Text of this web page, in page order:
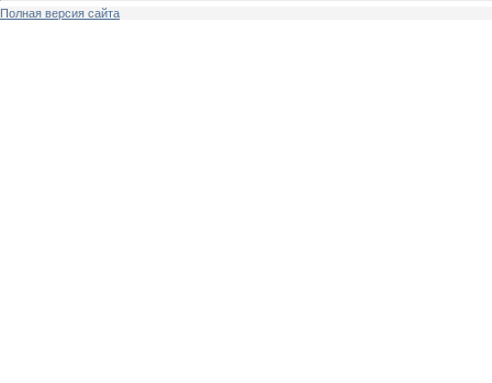
Полная версия сайта